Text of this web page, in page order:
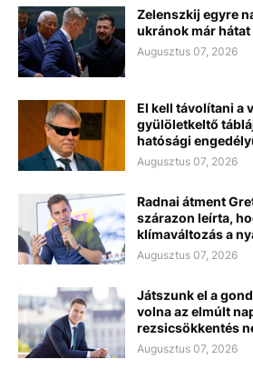
Zelenszkij egyre
ukránok már
Augusztus 07, 2026
El kell távolítani a
gyülöletkeltő
hatósági
Augusztus 07, 2026
Radnai átment
szárazon leírta,
klímaváltozás a
Augusztus 07, 2026
Játszunk el a
volna az elmúlt
rezsicsökkentés
Augusztus 07, 2026